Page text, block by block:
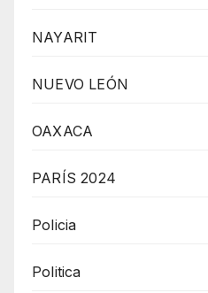
NAYARIT
NUEVO LEÓN
OAXACA
PARÍS 2024
Policia
Politica